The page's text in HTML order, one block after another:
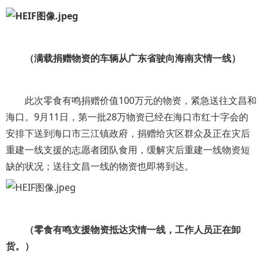
（满载捐赠物资的车辆从广东省驶向海南灾情一线）
此次零食有鸣捐赠价值100万元的物资，紧急送往文昌和
海口。9月11日，第一批28万物资已经在海口市红十字会的
安排下送到海口市三江镇政府，捐赠给灾区群众及正在灾后
重建一线支援的志愿者团队食用，缓解灾后重建一线物资短
缺的状况；送往文昌一线的物资也即将到达。
（零食有鸣支援物资抵达灾情一线，工作人员正在卸
货。）